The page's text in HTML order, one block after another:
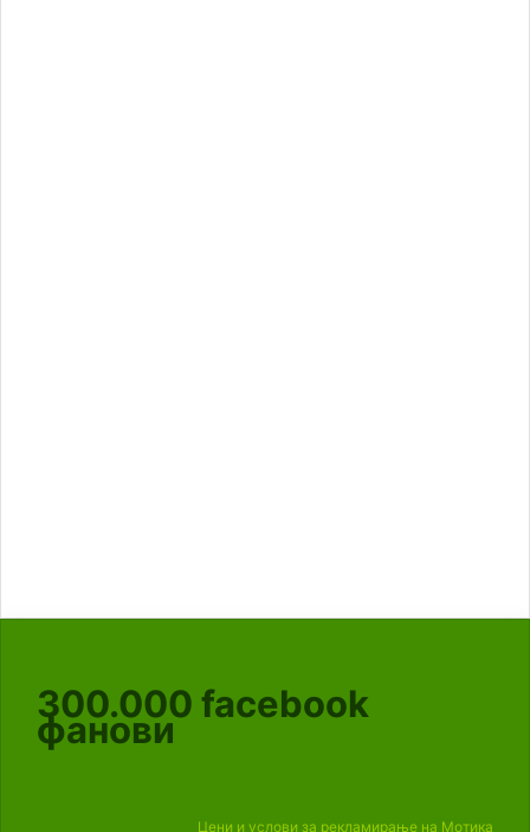
300.000 facebook
фанови
Цени и услови за рекламирање на Мотика